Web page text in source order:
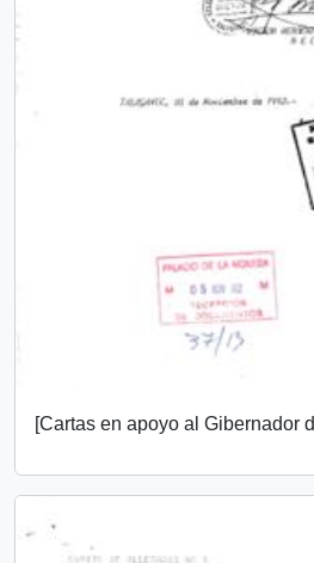
[Cartas en apoyo al Gibernador